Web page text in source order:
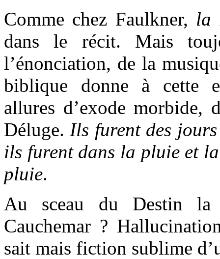
Comme chez Faulkner, la
dans le récit. Mais
l’énonciation, de la
biblique donne à cette
allures d’exode
Déluge. Ils furent des
ils furent dans la pluie et
pluie.
Au sceau du Destin
Cauchemar ?
sait mais fiction sublime